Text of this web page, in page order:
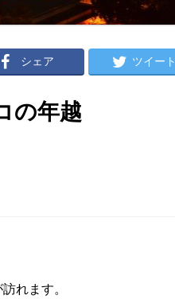
シェア ツイート
の年越
れます。